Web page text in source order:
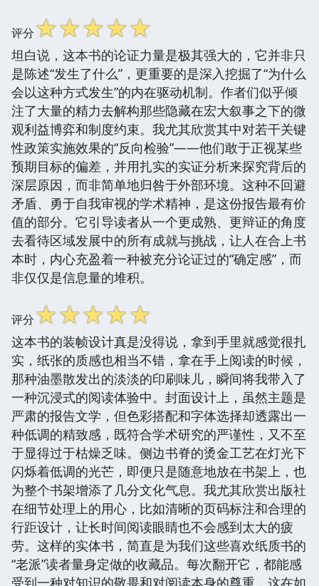
评分☆☆☆☆☆
坦白说，这本书的论证力量是极其强大的，它并非只
是陈述“发生了什么”，更重要的是深入挖掘了“为什么
会以这种方式发生”的内在驱动机制。作者们似乎倾
注了大量的精力去解构那些隐藏在宏大叙事之下的微
观利益博弈和制度约束。我尤其欣赏其中对若干关键
性政策实施效果的“反向检验”——他们敢于正视某些
预期目标的偏差，并用扎实的实证分析来探究背后的
深层原因，而非简单地归咎于外部环境。这种不回避
矛盾、勇于自我审视的学术精神，是这份报告最有价
值的部分。它引导读者从一个更成熟、更辩证的角度
去看待区域发展中的所有成就与挑战，让人在合上书
本时，内心充盈着一种被充分论证过的“确定感”，而
非仅仅是信息量的堆积。
评分☆☆☆☆☆
这本书的装帧设计真是没得说，拿到手里就感觉很扎
实，纸张的质感也相当不错，拿在手上阅读的时候，
那种油墨散发出的淡淡的印刷味儿，瞬间将我带入了
一种沉浸式的阅读体验中。封面设计上，虽然主题是
严肃的报告文学，但色彩搭配和字体选择却透露出一
种低调的精致感，既符合学术研究的严谨性，又不至
于显得过于枯燥乏味。侧边书脊的烫金工艺在灯光下
闪烁着低调的光芒，即便只是随意地放在书架上，也
为整个书架增添了几分文化气息。我尤其欣赏出版社
在细节处理上的用心，比如清晰的页码标注和合理的
行距设计，让长时间阅读眼睛也不会感到太大的疲
劳。这样的实体书，简直是为我们这些喜欢纸质书的
“老派”读者量身定做的收藏品。每次翻开它，都能感
受到一种对知识的敬畏和对阅读本身的尊重，这在如